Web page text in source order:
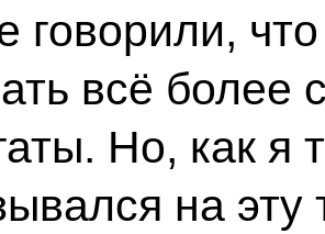
всё более
Но, как я
на эту